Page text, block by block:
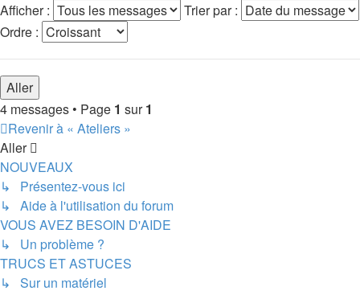
Afficher :
Trier par :
Ordre :
4 messages • Page 1 sur1
Revenir à « Ateliers »
Aller
NOUVEAUX
↳ Présentez-vous ici
↳ Aide à l'utilisation du forum
VOUS AVEZ BESOIN D'AIDE
↳ Un problème ?
TRUCS ET ASTUCES
↳ Sur un matériel